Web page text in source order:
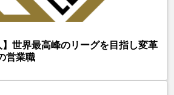
】世界最高峰のリーグを目指し変革
営業職